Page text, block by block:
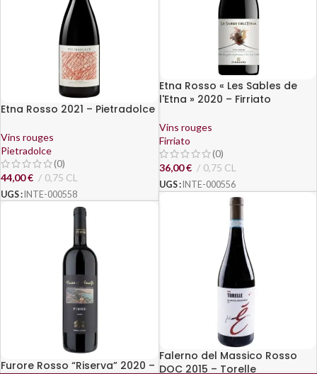
Etna Rosso « Les Sables de
l'Etna » 2020 – Firriato
Vins rouges
Firriato
(0)
36,00€ 0,75 CL
UGS : INTE-000556
Etna Rosso 2021 – Pietradolce
Vins rouges
Pietradolce
(0)
44,00€ 0,75 CL
UGS : INTE-000558
Falerno del Massico Rosso
DOC 2015 – Torelle
Furore Rosso “Riserva” 2020 –